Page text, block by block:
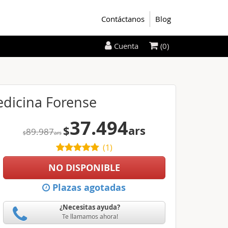
Contáctanos Blog
Forense
$89.987ars $37.494ars
(1)
NO DISPONIBLE
Plazas agotadas
¿Necesitas ayuda?
Te llamamos ahora!
Cuenta (0)